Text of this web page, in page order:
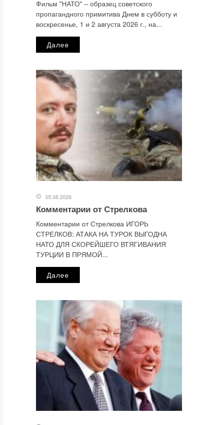
Этот сайт использует Akismet для борьбы со спамом.
Узнайте, как обрабатываются ваши данные комментариев
персональных данных.
Фильм "НАТО" ‒ образец советского
пропагандного примитива Днем в субботу и
воскресенье, 1 и 2 августа 2026 г., на...
Далее
05.08.2026
Комментарии от Стрелкова
Комментарии от Стрелкова ИГОРЬ
СТРЕЛКОВ: АТАКА НА ТУРОК ВЫГОДНА
НАТО ДЛЯ СКОРЕЙШЕГО ВТЯГИВАНИЯ
ТУРЦИИ В ПРЯМОЙ...
Далее